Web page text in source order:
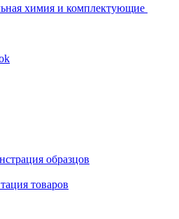
химия и комплектующие
образцов
товаров